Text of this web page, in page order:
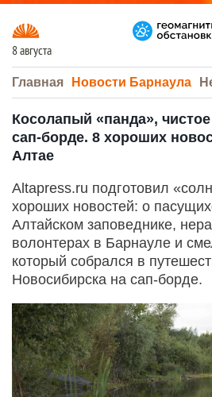
8 августа
Главная Новости Барнаула
Косолапый «панда»,
сап-борде. 8 хороших
Алтае
Altapress.ru подготовил
хороших новостей: о
Алтайском заповеднике,
волонтерах в Барнауле и
который собрался в
Новосибирска на сап-борде.